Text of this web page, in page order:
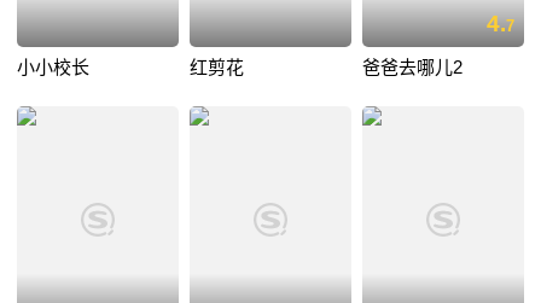
小小校长 红剪花
4.7
爸爸去哪儿2